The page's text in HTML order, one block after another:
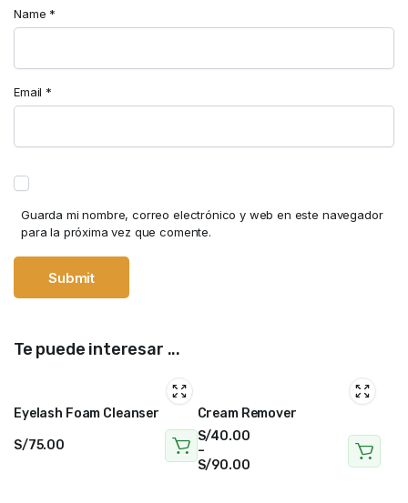
Name *
Email *
Guarda mi nombre, correo electrónico y web en este navegador
para la próxima vez que comente.
Te puede interesar ...
Eyelash Foam Cleanser
S/75.00
Cream Remover
S/40.00
–
S/90.00